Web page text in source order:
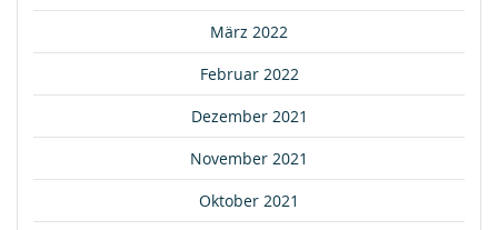
März 2022
Februar 2022
Dezember 2021
November 2021
Oktober 2021